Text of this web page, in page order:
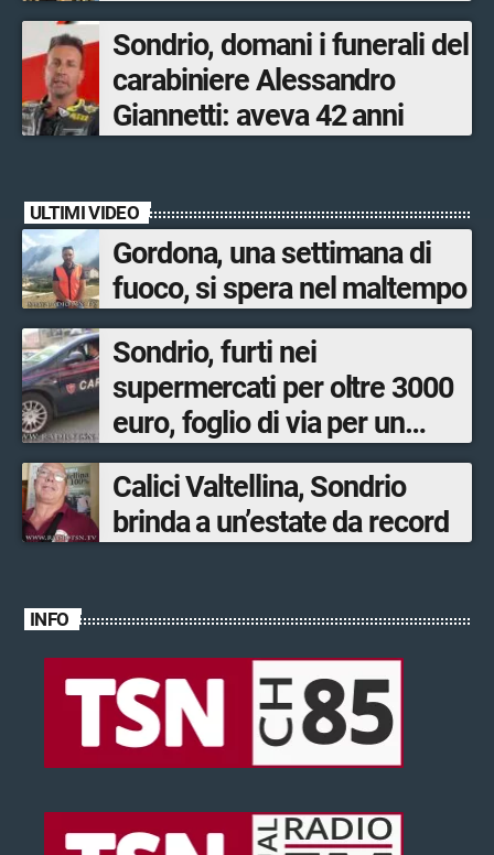
Sondrio, domani i funerali del
carabiniere Alessandro
Giannetti: aveva 42 anni
ULTIMI VIDEO
Gordona, una settimana di
fuoco, si spera nel maltempo
Sondrio, furti nei
supermercati per oltre 3000
euro, foglio di via per un
ventinovenne
Calici Valtellina, Sondrio
brinda a un’estate da record
INFO